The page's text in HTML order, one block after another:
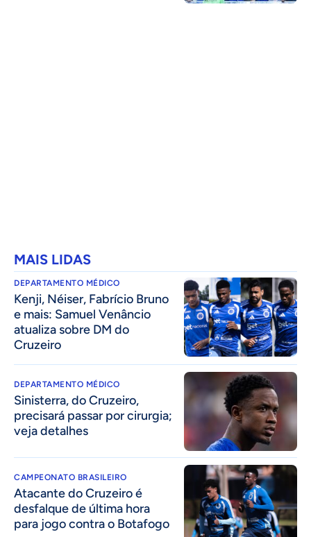
MAIS LIDAS
DEPARTAMENTO MÉDICO
Kenji, Néiser, Fabrício Bruno
e mais: Samuel Venâncio
atualiza sobre DM do
Cruzeiro
DEPARTAMENTO MÉDICO
Sinisterra, do Cruzeiro,
precisará passar por cirurgia;
veja detalhes
CAMPEONATO BRASILEIRO
Atacante do Cruzeiro é
desfalque de última hora
para jogo contra o Botafogo